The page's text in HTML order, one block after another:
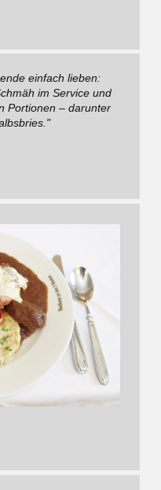
einfach lieben:
im Service und
Portionen – darunter